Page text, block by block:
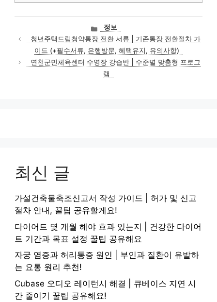
카
테
고
리
정보
청년주택드림청약통장 전환 서류 | 기존통장 전환절차 가
이드 (+필수서류, 은행방문, 혜택유지, 유의사항)
연천군민체육센터 수영장 강습반 | 수준별 맞춤형 프로그
램
최신 글
가설건축물축조신고서 작성 가이드 | 허가 및 신고
절차 안내, 꿀팁 공유할게요!
다이어트 몇 개월 해야 효과 있는지 | 건강한 다이어
트 기간과 목표 설정 꿀팁 공유해요
자궁 염증과 허리통증 원인 | 부인과 질환이 유발하
는 요통 원리 추천!
Cubase 오디오 레이턴시 해결 | 큐베이스 지연 시
간 줄이기 꿀팁 공유해요!